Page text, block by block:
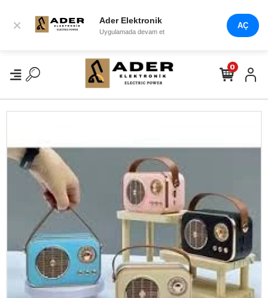
× Ader Elektronik
Uygulamada devam et
AÇ
0